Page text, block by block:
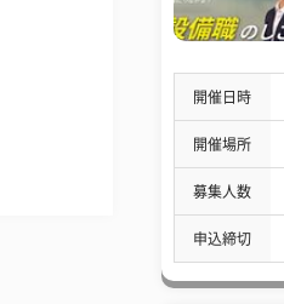
開催日時
開催場所
募集人数
申込締切